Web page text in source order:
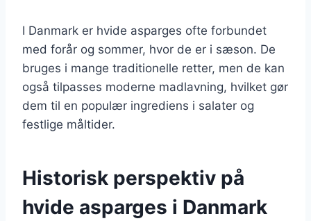
I Danmark er hvide asparges ofte forbundet
med forår og sommer, hvor de er i sæson. De
bruges i mange traditionelle retter, men de kan
også tilpasses moderne madlavning, hvilket gør
dem til en populær ingrediens i salater og
festlige måltider.
Historisk perspektiv på
hvide asparges i Danmark